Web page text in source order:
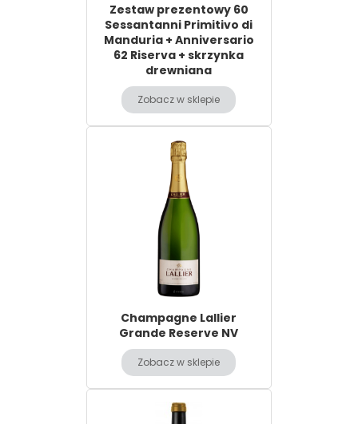
Zestaw prezentowy 60
Sessantanni Primitivo di
Manduria + Anniversario
62 Riserva + skrzynka
drewniana
Zobacz w sklepie
Champagne Lallier
Grande Reserve NV
Zobacz w sklepie